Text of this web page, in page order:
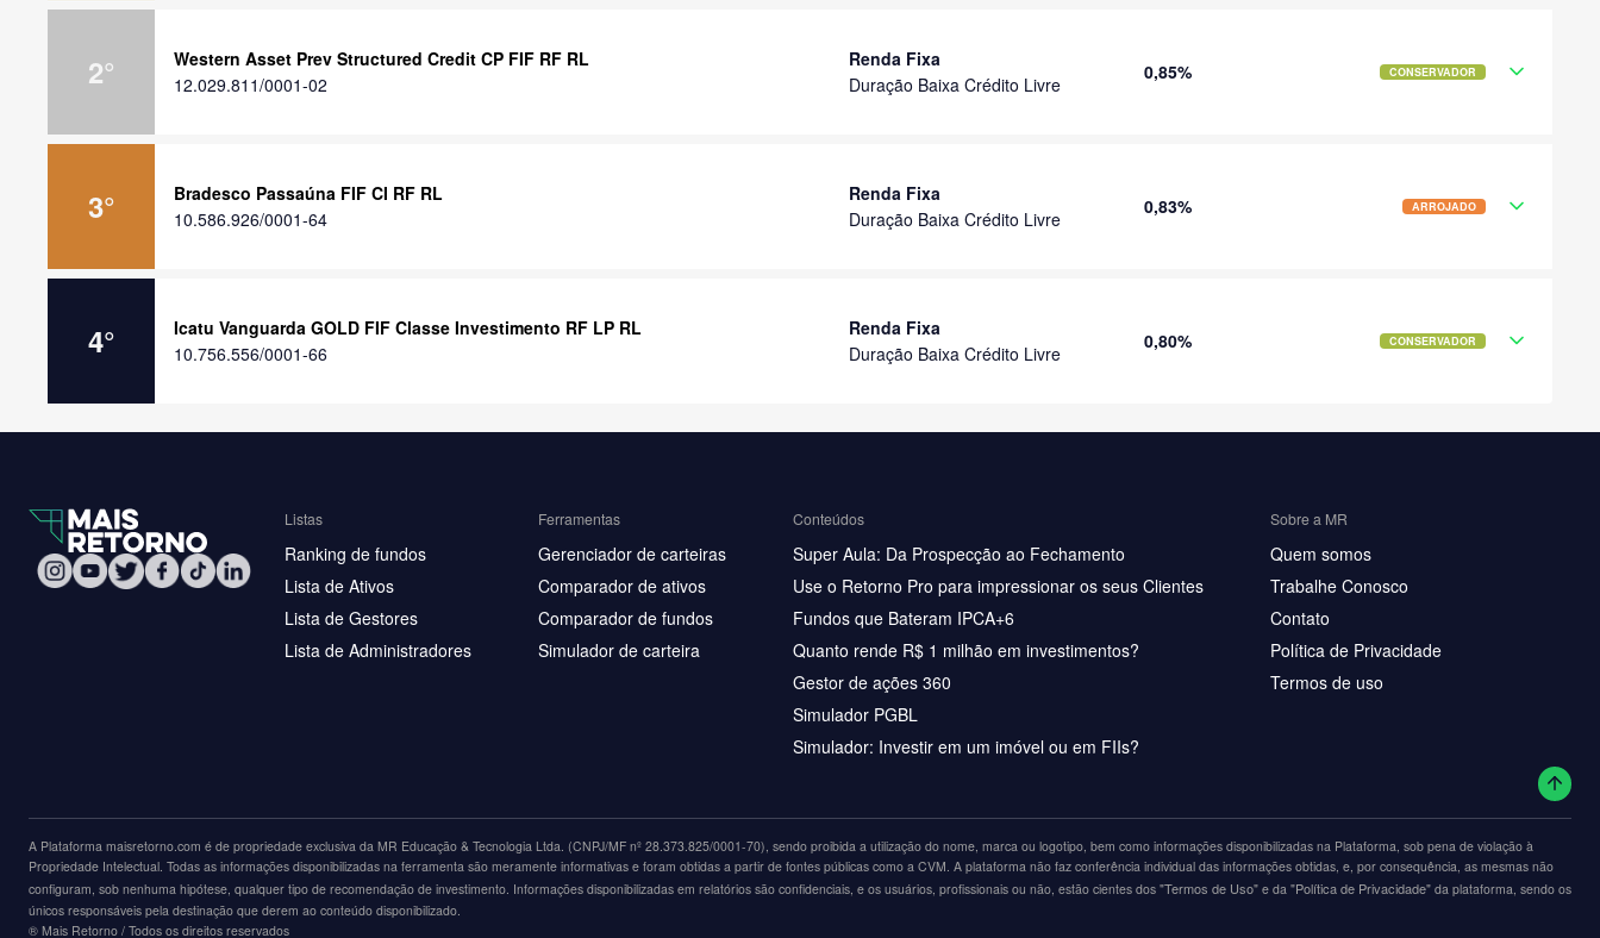
2°
Western Asset Prev Structured Credit CP FIF RF RL
12.029.811/0001-02
Renda Fixa
Duração Baixa Crédito Livre
0,85% CONSERVADOR
3°
Bradesco Passaúna FIF CI RF RL
10.586.926/0001-64
Renda Fixa
Duração Baixa Crédito Livre
0,83% ARROJADO
4°
Icatu Vanguarda GOLD FIF Classe Investimento RF LP RL
10.756.556/0001-66
Renda Fixa
Duração Baixa Crédito Livre
0,80% CONSERVADOR
Listas
Ranking de fundos
Lista de Ativos
Lista de Gestores
Lista de Administradores
Ferramentas
Gerenciador de carteiras
Comparador de ativos
Comparador de fundos
Simulador de carteira
Conteúdos
Super Aula: Da Prospecção ao Fechamento
Use o Retorno Pro para impressionar os seus Clientes
Fundos que Bateram IPCA+6
Quanto rende R$ 1 milhão em investimentos?
Gestor de ações 360
Simulador PGBL
Simulador: Investir em um imóvel ou em FIIs?
Sobre a MR
Quem somos
Trabalhe Conosco
Contato
Política de Privacidade
Termos de uso
A Plataforma maisretorno.com é de propriedade exclusiva da MR Educação & Tecnologia Ltda. (CNPJ/MF nº 28.373.825/0001-70), sendo proibida a utilização do nome, marca ou logotipo, bem como informações disponibilizadas na Plataforma, sob pena de violação à
Propriedade Intelectual. Todas as informações disponibilizadas na ferramenta são meramente informativas e foram obtidas a partir de fontes públicas como a CVM. A plataforma não faz conferência individual das informações obtidas, e, por consequência, as mesmas não
configuram, sob nenhuma hipótese, qualquer tipo de recomendação de investimento. Informações disponibilizadas em relatórios são confidenciais, e os usuários, profissionais ou não, estão cientes dos "Termos de Uso" e da "Política de Privacidade" da plataforma, sendo os
únicos responsáveis pela destinação que derem ao conteúdo disponibilizado.
®️ Mais Retorno / Todos os direitos reservados